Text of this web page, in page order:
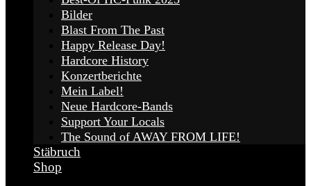
Bilder
Blast From The Past
Happy Release Day!
Hardcore History
Konzertberichte
Mein Label!
Neue Hardcore-Bands
Support Your Locals
The Sound of AWAY FROM LIFE!
Stäbruch
Shop